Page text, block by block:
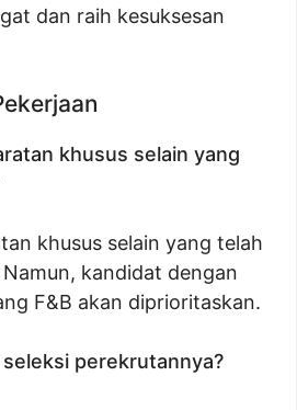
dan raih kesuksesan
khusus selain yang
khusus selain yang telah
kandidat dengan
F&B akan diprioritaskan.
perekrutannya?